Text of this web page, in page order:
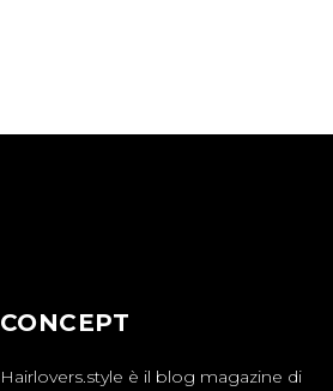
CONCEPT
Hairlovers.style è il blog magazine di